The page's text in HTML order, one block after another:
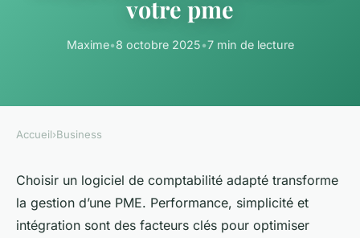
votre pme
Maxime•8 octobre 2025•7 min de lecture
Accueil›Business
Choisir un logiciel de comptabilité adapté transforme
la gestion d’une PME. Performance, simplicité et
intégration sont des facteurs clés pour optimiser